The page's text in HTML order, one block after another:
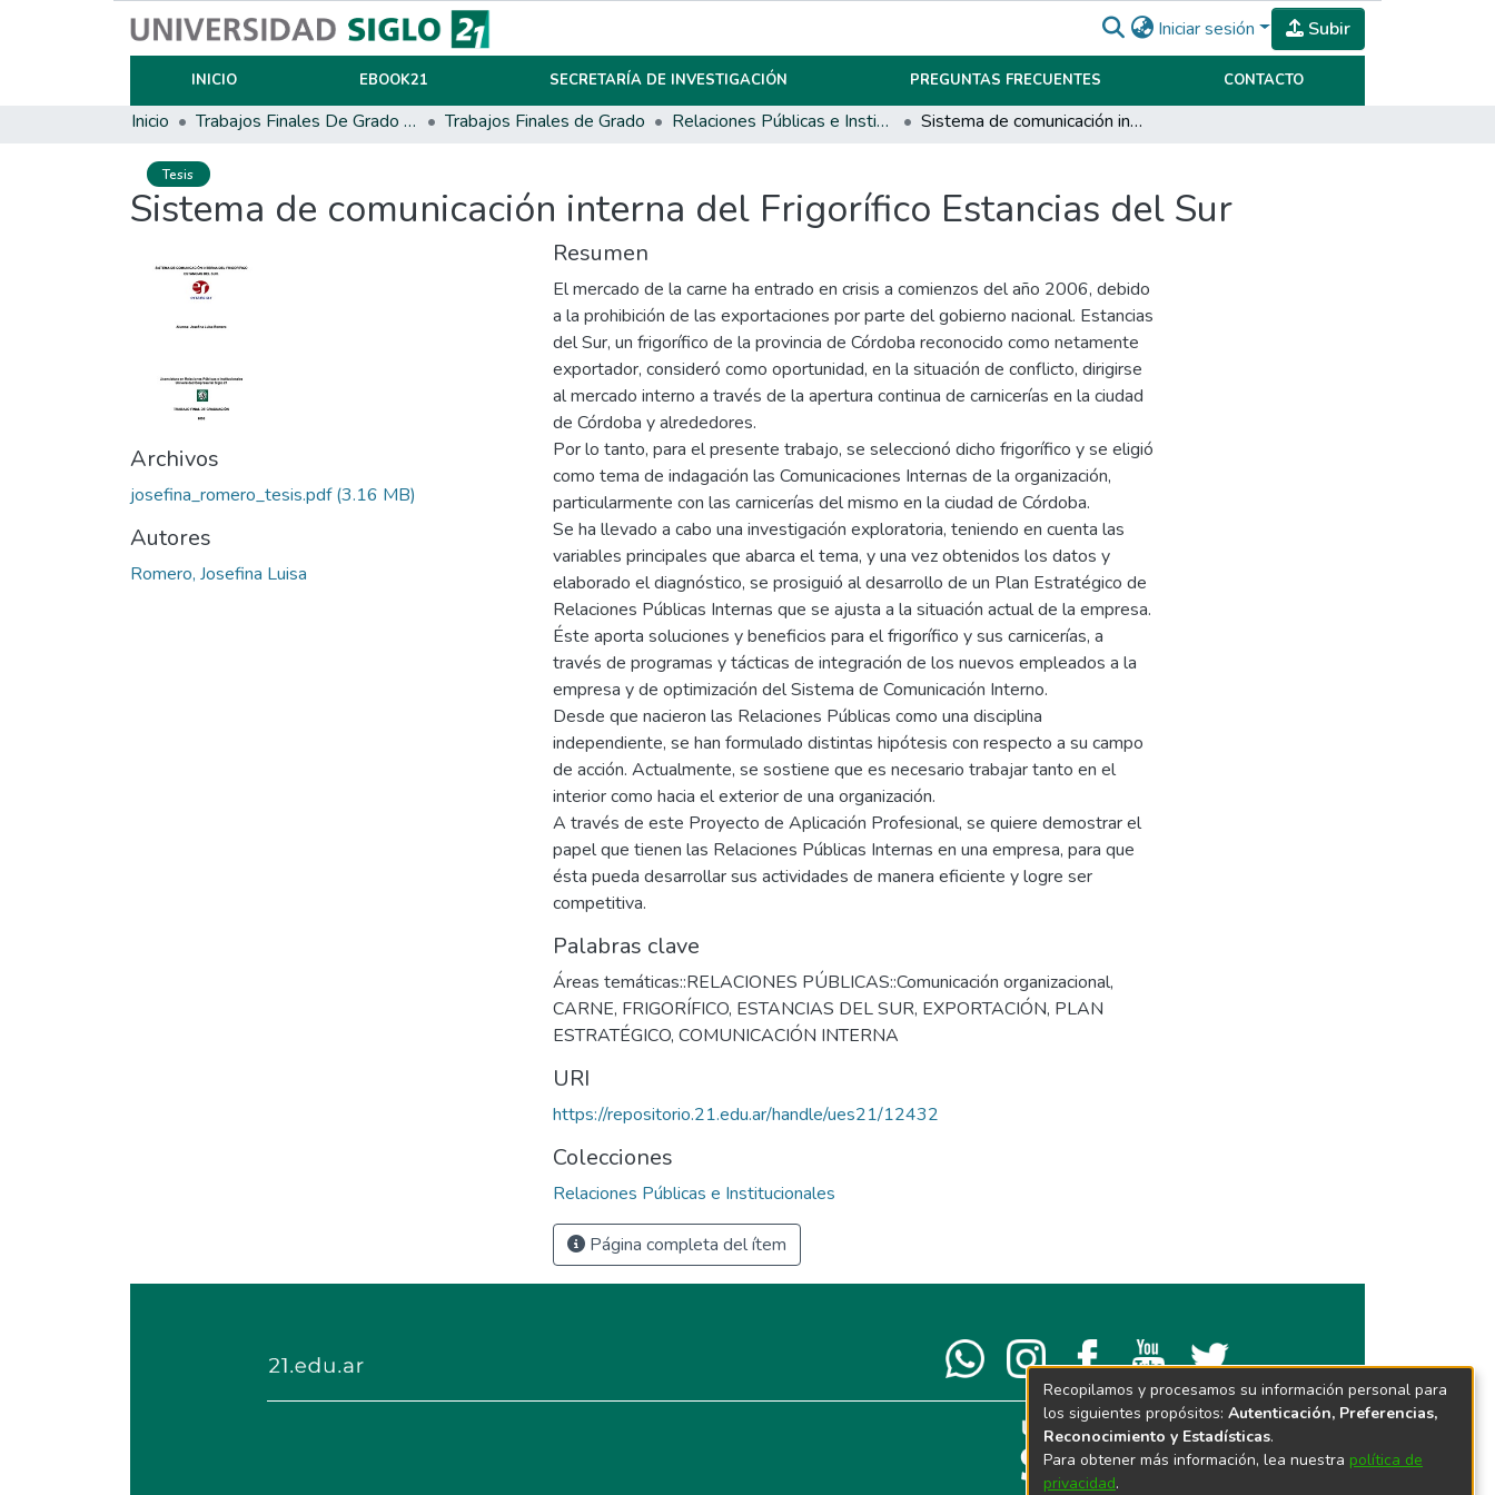
Iniciar sesión Subir
INICIO EBOOK21 SECRETARÍA DE INVESTIGACIÓN PREGUNTAS FRECUENTES CONTACTO
Inicio Trabajos Finales De Grado Y Posgrado Trabajos Finales de Grado Relaciones Públicas e Institucionales Sistema de comunicación interna del Frigorífico Estancias del Sur
Tesis
Sistema de comunicación interna del Frigorífico Estancias del Sur
Archivos
josefina_romero_tesis.pdf(3.16 MB)
Autores
Romero, Josefina Luisa
Resumen
El mercado de la carne ha entrado en crisis a comienzos del año 2006, debido
a la prohibición de las exportaciones por parte del gobierno nacional. Estancias
del Sur, un frigorífico de la provincia de Córdoba reconocido como netamente
exportador, consideró como oportunidad, en la situación de conflicto, dirigirse
al mercado interno a través de la apertura continua de carnicerías en la ciudad
de Córdoba y alrededores.
Por lo tanto, para el presente trabajo, se seleccionó dicho frigorífico y se eligió
como tema de indagación las Comunicaciones Internas de la organización,
particularmente con las carnicerías del mismo en la ciudad de Córdoba.
Se ha llevado a cabo una investigación exploratoria, teniendo en cuenta las
variables principales que abarca el tema, y una vez obtenidos los datos y
elaborado el diagnóstico, se prosiguió al desarrollo de un Plan Estratégico de
Relaciones Públicas Internas que se ajusta a la situación actual de la empresa.
Éste aporta soluciones y beneficios para el frigorífico y sus carnicerías, a
través de programas y tácticas de integración de los nuevos empleados a la
empresa y de optimización del Sistema de Comunicación Interno.
Desde que nacieron las Relaciones Públicas como una disciplina
independiente, se han formulado distintas hipótesis con respecto a su campo
de acción. Actualmente, se sostiene que es necesario trabajar tanto en el
interior como hacia el exterior de una organización.
A través de este Proyecto de Aplicación Profesional, se quiere demostrar el
papel que tienen las Relaciones Públicas Internas en una empresa, para que
ésta pueda desarrollar sus actividades de manera eficiente y logre ser
competitiva.
Palabras clave
Áreas temáticas::RELACIONES PÚBLICAS::Comunicación organizacional,
CARNE, FRIGORÍFICO, ESTANCIAS DEL SUR, EXPORTACIÓN, PLAN
ESTRATÉGICO, COMUNICACIÓN INTERNA
URI
https://repositorio.21.edu.ar/handle/ues21/12432
Colecciones
Relaciones Públicas e Institucionales
Página completa del ítem
Recopilamos y procesamos su información personal para
los siguientes propósitos: Autenticación, Preferencias,
Reconocimiento y Estadísticas.
Para obtener más información, lea nuestra política de
privacidad.